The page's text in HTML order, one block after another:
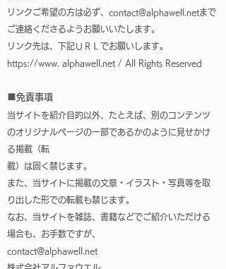
リンクご希望の方は必ず、contact@alphawell.netまで
ご連絡くださるようお願いいたします。
リンク先は、下記ＵＲＬでお願いします。
https://www. alphawell.net / All Rights Reserved
■免責事項
当サイトを紹介目的以外、たとえば、別のコンテンツ
のオリジナルページの一部であるかのように見せかけ
る掲載（転
載）は固く禁じます。
また、当サイトに掲載の文章・イラスト・写真等を取
り出した形での転載も禁じます。
なお、当サイトを雑誌、書籍などでご紹介いただける
場合も、お手数ですが、
contact@alphawell.net